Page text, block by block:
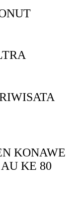
KONAWE
KE 80